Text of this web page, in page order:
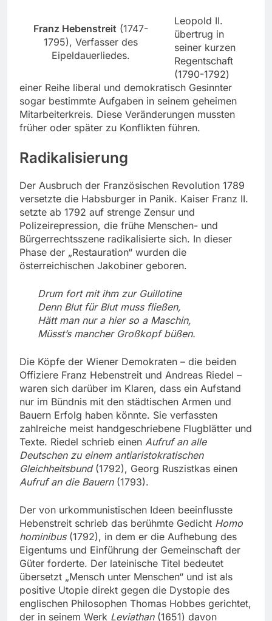
Franz Hebenstreit (1747-
1795), Verfasser des
Eipeldauerliedes.
Leopold II.
übertrug in
seiner kurzen
Regentschaft
(1790-1792)
einer Reihe liberal und demokratisch Gesinnter
sogar bestimmte Aufgaben in seinem geheimen
Mitarbeiterkreis. Diese Veränderungen mussten
früher oder später zu Konflikten führen.
Radikalisierung
Der Ausbruch der Französischen Revolution 1789
versetzte die Habsburger in Panik. Kaiser Franz II.
setzte ab 1792 auf strenge Zensur und
Polizeirepression, die frühe Menschen- und
Bürgerrechtsszene radikalisierte sich. In dieser
Phase der „Restauration“ wurden die
österreichischen Jakobiner geboren.
Drum fort mit ihm zur Guillotine
Denn Blut für Blut muss fließen,
Hätt man nur a hier so a Maschin,
Müsst’s mancher Großkopf büßen.
Die Köpfe der Wiener Demokraten – die beiden
Offiziere Franz Hebenstreit und Andreas Riedel –
waren sich darüber im Klaren, dass ein Aufstand
nur im Bündnis mit den städtischen Armen und
Bauern Erfolg haben könnte. Sie verfassten
zahlreiche meist handgeschriebene Flugblätter und
Texte. Riedel schrieb einen Aufruf an alle
Deutschen zu einem antiaristokratischen
Gleichheitsbund(1792), Georg Ruszistkas einen
Aufruf an die Bauern(1793).
Der von urkommunistischen Ideen beeinflusste
Hebenstreit schrieb das berühmte Gedicht Homo
hominibus(1792), in dem er die Aufhebung des
Eigentums und Einführung der Gemeinschaft der
Güter forderte. Der lateinische Titel bedeutet
übersetzt „Mensch unter Menschen“ und ist als
positive Utopie direkt gegen die Dystopie des
englischen Philosophen Thomas Hobbes gerichtet,
der in seinem Werk Leviathan(1651) davon